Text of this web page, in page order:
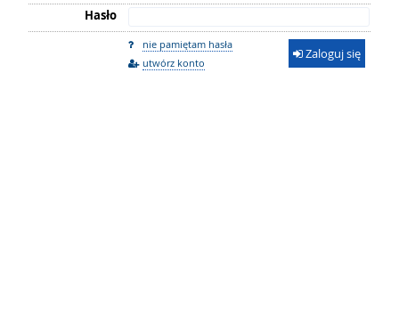
Hasło
nie pamiętam hasła
utwórz konto
Zaloguj się